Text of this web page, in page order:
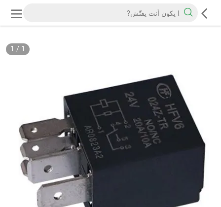
1
/
1